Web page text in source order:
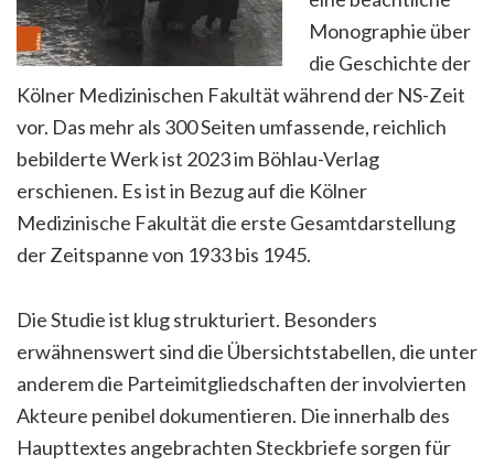
Monographie über
die Geschichte der
Kölner Medizinischen Fakultät während der NS-Zeit
vor. Das mehr als 300 Seiten umfassende, reichlich
bebilderte Werk ist 2023 im Böhlau-Verlag
erschienen. Es ist in Bezug auf die Kölner
Medizinische Fakultät die erste Gesamtdarstellung
der Zeitspanne von 1933 bis 1945.
Die Studie ist klug strukturiert. Besonders
erwähnenswert sind die Übersichtstabellen, die unter
anderem die Parteimitgliedschaften der involvierten
Akteure penibel dokumentieren. Die innerhalb des
Haupttextes angebrachten Steckbriefe sorgen für